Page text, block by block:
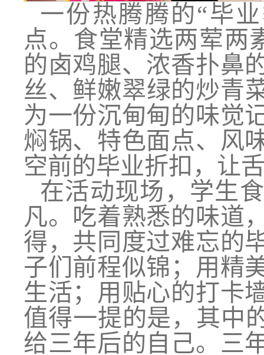
一份热腾腾的“毕
点。食堂精选两荤两
的卤鸡腿、浓香扑鼻
丝、鲜嫩翠绿的炒
为一份沉甸甸的味觉
焖锅、特色面点、风
空前的毕业折扣，让
在活动现场，学生
凡。吃着熟悉的味道
得，共同度过难忘的
子们前程似锦；用精
生活；用贴心的打卡
值得一提的是，其中
给三年后的自己。三